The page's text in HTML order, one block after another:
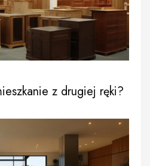
z drugiej ręki?